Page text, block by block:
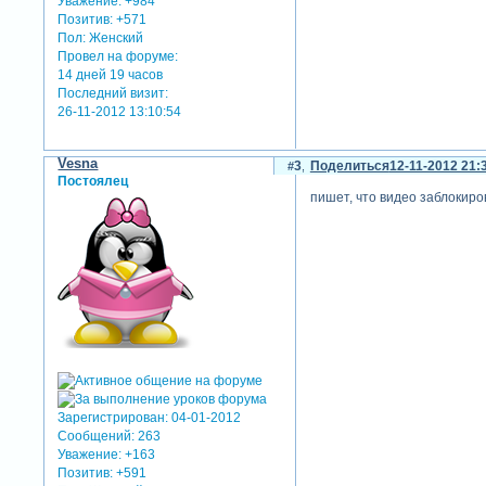
Позитив: +571
Пол: Женский
Провел на форуме:
14 дней 19 часов
Последний визит:
26-11-2012 13:10:54
Поделиться
3 12-11-2012
Vesna
Постоялец
Зарегистрирован: 04-01-2012
Сообщений: 263
Уважение: +163
Позитив: +591
пишет, что видео